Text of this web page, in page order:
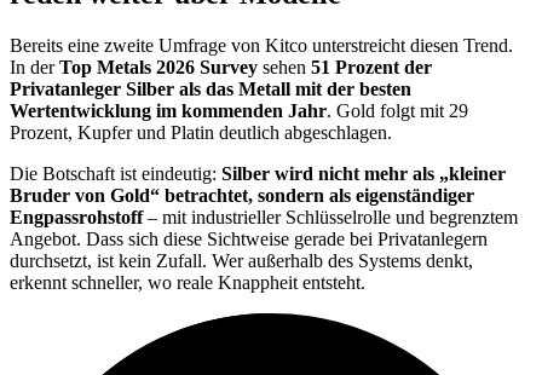
Bereits eine zweite Umfrage von Kitco unterstreicht diesen Trend.
In derTop Metals 2026 Survey sehen 51 Prozent der
Privatanleger Silber als das Metall mit der besten
Wertentwicklung im kommenden Jahr. Gold folgt mit 29
Prozent, Kupfer und Platin deutlich abgeschlagen.
Die Botschaft ist eindeutig: Silber wird nicht mehr als „kleiner
Bruder von Gold“ betrachtet, sondern als eigenständiger
Engpassrohstoff– mit industrieller Schlüsselrolle und begrenztem
Angebot. Dass sich diese Sichtweise gerade bei Privatanlegern
durchsetzt, ist kein Zufall. Wer außerhalb des Systems denkt,
erkennt schneller, wo reale Knappheit entsteht.